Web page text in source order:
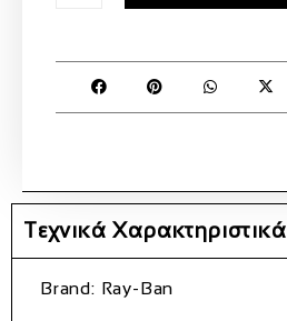
Τεχνικά Χαρακτηριστικά
Brand: Ray-Ban